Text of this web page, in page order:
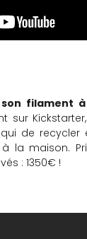
son filament
sur
de recycler
la maison.
: 1350€ !